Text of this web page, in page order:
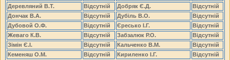
Деревляний В.Т.
Відсутній Добряк Є.Д.
Відсутній
Дончак В.А.
Відсутній Дубіль В.О.
Відсутній
Дубовой О.Ф.
Відсутній Єресько І.Г.
Відсутній
Жеваго К.В.
Відсутній Забзалюк Р.О.
Відсутній
Зімін Є.І.
Відсутній Кальченко В.М.
Відсутній
Кеменяш О.М.
Відсутній Кириленко І.Г.
Відсутній